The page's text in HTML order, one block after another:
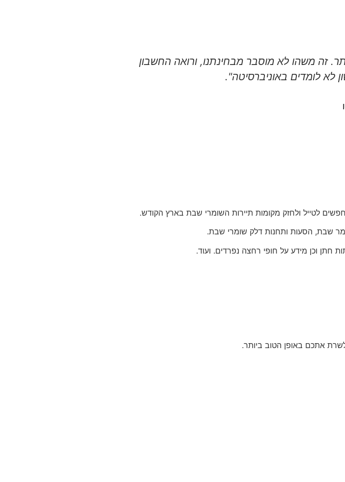
זה משהו לא מוסבר מבחינתנו, ורואה החשבון
לא לומדים באוניברסיטה".
לטייל ולחזק מקומות תיירות השומרי שבת בארץ הקודש.
שבת, הסעות ותחנות דלק שומרי שבת.
חתן וכן מידע על חופי רחצה נפרדים. ועוד.
אתכם באופן הטוב ביותר.